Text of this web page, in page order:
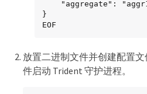
}
EOF
放置二进制文件并创建配置
件启动 Trident 守护进程。